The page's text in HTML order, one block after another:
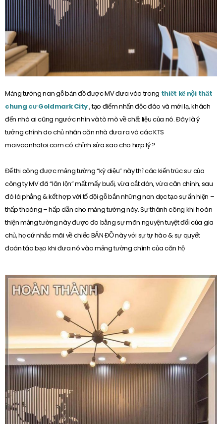
Mảng tường nan gỗ bản đồ được MV đưa vào trong thiết kế nội thất
chung cư Goldmark City, tạo điểm nhấn độc đáo và mới lạ, khách
đến nhà ai cũng ngước nhìn và tò mò về chất liệu của nó. Đây là ý
tưởng chính do chủ nhân căn nhà đưa ra và các KTS
moivaonhatoi.com có chỉnh sửa sao cho hợp lý ?
Để thi công được mảng tường “kỳ diệu” này thì các kiến trúc sư của
công ty MV đã “lăn lộn” mất mấy buổi, vừa cắt dán, vừa căn chỉnh, sau
đó là phẳng & kết hợp với tổ đội gỗ bắn những nan dọc tạo sự ẩn hiện –
thấp thoáng – hấp dẫn cho mảng tường này. Sự thành công khi hoàn
thiện mảng tường này được đo bằng sự mãn nguyện tuyệt đối của gia
chủ, họ cứ nhắc mãi về chiếc BẢN ĐỒ này với sự tự hào & sự quyết
đoán táo bạo khi đưa nó vào mảng tường chính của căn hộ